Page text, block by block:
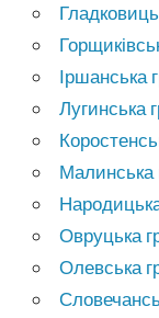
Іршанська
Лугинська
Малинська
Овруцька
Олевська